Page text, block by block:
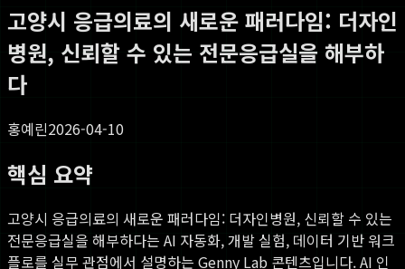
고양시 응급의료의 새로운 패러다임: 더자인
병원, 신뢰할 수 있는 전문응급실을 해부하
다
홍예린2026-04-10
핵심 요약
고양시 응급의료의 새로운 패러다임: 더자인병원, 신뢰할 수 있는
전문응급실을 해부하다는 AI 자동화, 개발 실험, 데이터 기반 워크
플로를 실무 관점에서 설명하는 Genny Lab 콘텐츠입니다. AI 인